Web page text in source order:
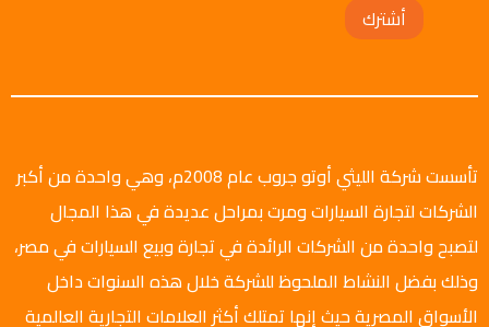
أشترك
تأسست شركة الليثي أوتو جروب عام 2008م، وهي واحدة من أكبر
الشركات لتجارة السيارات ومرت بمراحل عديدة في هذا المجال
لتصبح واحدة من الشركات الرائدة في تجارة وبيع السيارات في مصر،
وذلك بفضل النشاط الملحوظ للشركة خلال هذه السنوات داخل
الأسواق المصرية حيث إنها تمتلك أكثر العلامات التجارية العالمية